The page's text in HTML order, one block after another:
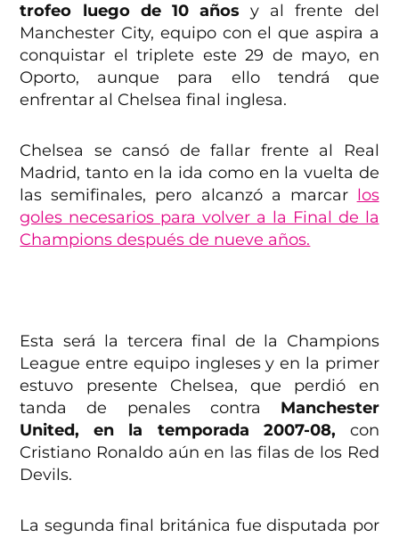
trofeo luego de 10 años y al frente del
Manchester City, equipo con el que aspira a
conquistar el triplete este 29 de mayo, en
Oporto, aunque para ello tendrá que
enfrentar al Chelsea final inglesa.
Chelsea se cansó de fallar frente al Real
Madrid, tanto en la ida como en la vuelta de
las semifinales, pero alcanzó a marcar los
goles necesarios para volver a la Final de la
Champions después de nueve años.
Esta será la tercera final de la Champions
League entre equipo ingleses y en la primer
estuvo presente Chelsea, que perdió en
tanda de penales contra Manchester
United, en la temporada 2007-08, con
Cristiano Ronaldo aún en las filas de los Red
Devils.
La segunda final británica fue disputada por